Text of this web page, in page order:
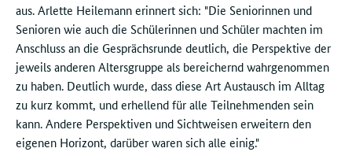
aus. Arlette Heilemann erinnert sich: "Die Seniorinnen und
Senioren wie auch die Schülerinnen und Schüler machten im
Anschluss an die Gesprächsrunde deutlich, die Perspektive der
jeweils anderen Altersgruppe als bereichernd wahrgenommen
zu haben. Deutlich wurde, dass diese Art Austausch im Alltag
zu kurz kommt, und erhellend für alle Teilnehmenden sein
kann. Andere Perspektiven und Sichtweisen erweitern den
eigenen Horizont, darüber waren sich alle einig."